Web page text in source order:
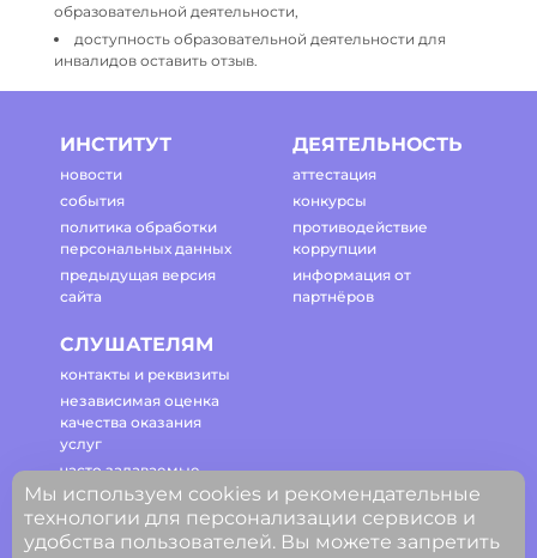
образовательной деятельности,
доступность образовательной деятельности для
инвалидов оставить отзыв.
ИНСТИТУТ
новости
события
политика обработки
персональных данных
предыдущая версия
сайта
ДЕЯТЕЛЬНОСТЬ
аттестация
конкурсы
противодействие
коррупции
информация от
партнёров
СЛУШАТЕЛЯМ
контакты и реквизиты
независимая оценка
качества оказания
услуг
часто задаваемые
вопросы
регламент работы
сайта
Мы используем cookies и рекомендательные
технологии для персонализации сервисов и
удобства пользователей. Вы можете запретить